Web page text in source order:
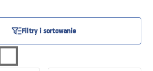
łazienkowe nablatowe, wolnostojące czy
które pozwalają stworzyć spójną aranżację
łazienki.
kolorów i sposobów montażu ułatwia
zarówno do małych łazienek w
Filtry i sortowanie